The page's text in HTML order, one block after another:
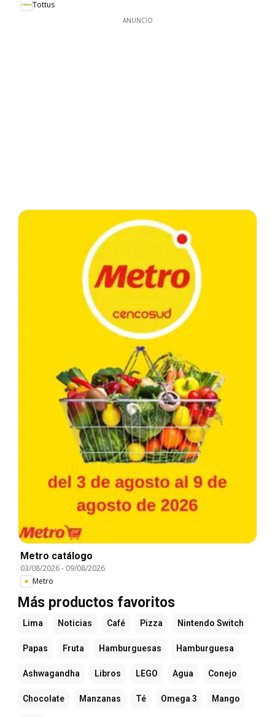
Tottus
ANUNCIO
Metro catálogo
03/08/2026- 09/08/2026
Metro
Más productos favoritos
Lima Noticias Café Pizza Nintendo Switch
Papas Fruta Hamburguesas Hamburguesa
Ashwagandha Libros LEGO Agua Conejo
Chocolate Manzanas Té Omega 3 Mango